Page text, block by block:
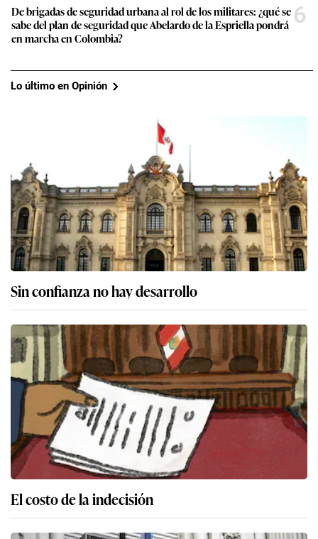
De brigadas de seguridad urbana al rol de los militares: ¿qué se
sabe del plan de seguridad que Abelardo de la Espriella pondrá
en marcha en Colombia?
6
Lo último en Opinión
Sin confianza no hay desarrollo
El costo de la indecisión